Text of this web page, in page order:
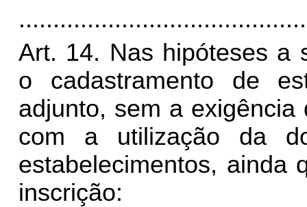
Art. 14. Nas hipóteses a
o cadastramento de
adjunto, sem a
com a utilização da
estabelecimentos, ainda
inscrição: